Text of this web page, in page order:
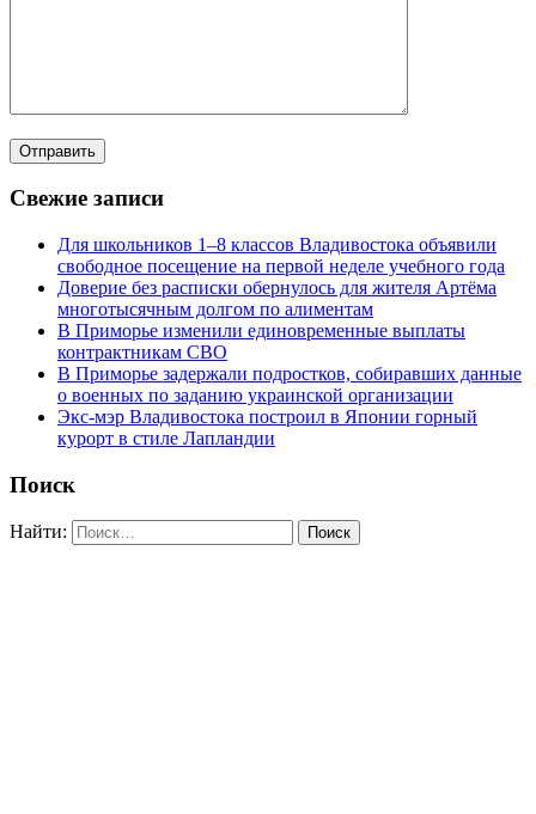
Свежие записи
Для школьников 1–8 классов Владивостока объявили
свободное посещение на первой неделе учебного года
Доверие без расписки обернулось для жителя Артёма
многотысячным долгом по алиментам
В Приморье изменили единовременные выплаты
контрактникам СВО
В Приморье задержали подростков, собиравших данные
о военных по заданию украинской организации
Экс-мэр Владивостока построил в Японии горный
курорт в стиле Лапландии
Поиск
Найти: